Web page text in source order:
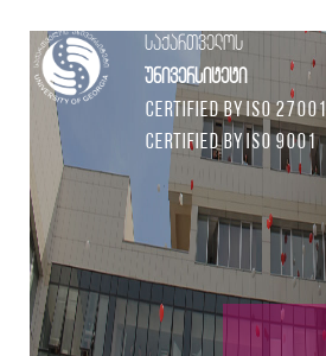
საქართველოს
უნივერსიტეტი
Certified by ISO 27001
Certified by ISO 9001